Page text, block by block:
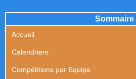
Sommaire
Accueil
Calendriers
Compétitions par Equipe